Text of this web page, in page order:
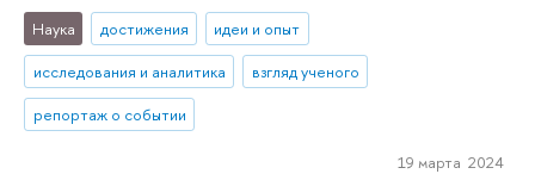
Наука достижения
идеи и опыт
исследования и аналитика
взгляд ученого
репортаж о событии
19 марта 2024